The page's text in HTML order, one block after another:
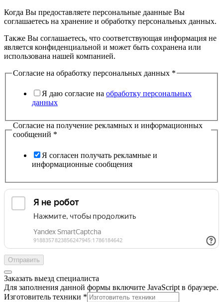
Когда Вы предоставляете персональные даанные Вы
соглашаетесь на хранение и обработку персональных данных.
Также Вы соглашаетесь, что соответствующая информация не
является конфиденциальной и может быть сохранена или
использована нашей компанией.
Согласие на обработку персональных данных *
Я даю согласие на обработку персональных
данных
Согласие на получение рекламных и информационных
сообщений *
Я согласен получать рекламные и
информационные сообщения
Отправить
Заказать выезд специалиста
Для заполнения данной формы включите JavaScript в браузере.
Изготовитель техники *